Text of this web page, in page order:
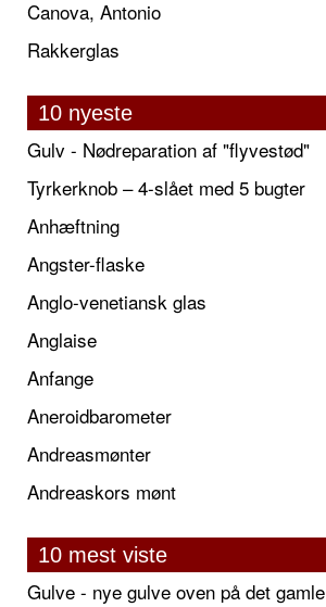
Canova, Antonio
Rakkerglas
10 nyeste
Gulv - Nødreparation af "flyvestød"
Tyrkerknob – 4-slået med 5 bugter
Anhæftning
Angster-flaske
Anglo-venetiansk glas
Anglaise
Anfange
Aneroidbarometer
Andreasmønter
Andreaskors mønt
10 mest viste
Gulve - nye gulve oven på det gamle